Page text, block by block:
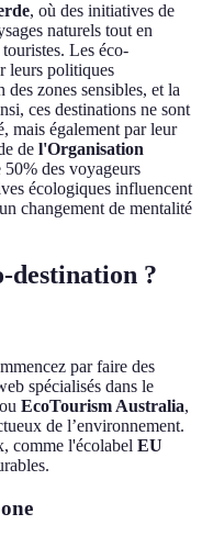
, où des initiatives de
naturels tout en
Les éco-
leurs politiques
zones sensibles, et la
ces destinations ne sont
mais également par leur
de l'Organisation
des voyageurs
écologiques influencent
changement de mentalité
destination ?
par faire des
spécialisés dans le
ou EcoTourism Australia,
de l’environnement.
comme l'écolabel EU